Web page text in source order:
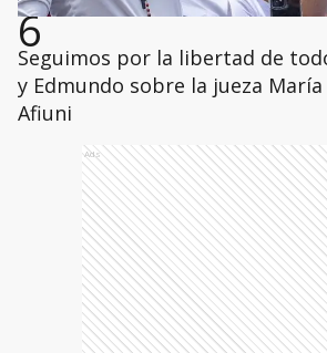
6
Seguimos por la libertad de
y Edmundo sobre la jueza
Afiuni
Ads